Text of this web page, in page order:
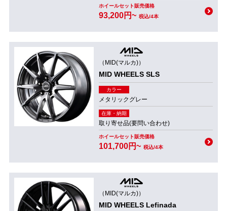
ホイールセット販売価格
93,200円~ 税込/4本
（MID(マルカ)）
MID WHEELS SLS
カラー
メタリックグレー
在庫・納期
取り寄せ品(要問い合わせ)
ホイールセット販売価格
101,700円~ 税込/4本
（MID(マルカ)）
MID WHEELS Lefinada